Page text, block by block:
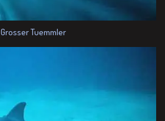
Grosser Tuemmler